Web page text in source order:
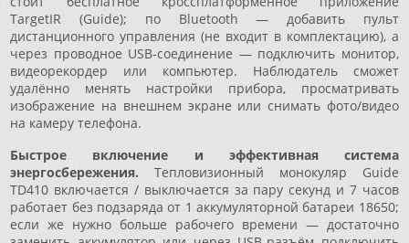
TargetIR (Guide); по Bluetooth — добавить пульт
дистанционного управления (не входит в комплектацию), а
через проводное USB-соединение — подключить монитор,
видеорекордер или компьютер. Наблюдатель сможет
удалённо менять настройки прибора, просматривать
изображение на внешнем экране или снимать фото/видео
на камеру телефона.
Быстрое включение и эффективная система
энергосбережения. Тепловизионный монокуляр Guide
TD410 включается / выключается за пару секунд и 7 часов
работает без подзаряда от 1 аккумуляторной батареи 18650;
если же нужно больше рабочего времени — достаточно